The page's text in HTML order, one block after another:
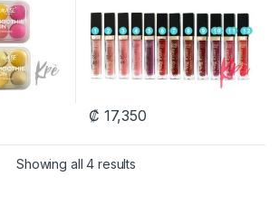
₡ 17,350
Showing all 4 results